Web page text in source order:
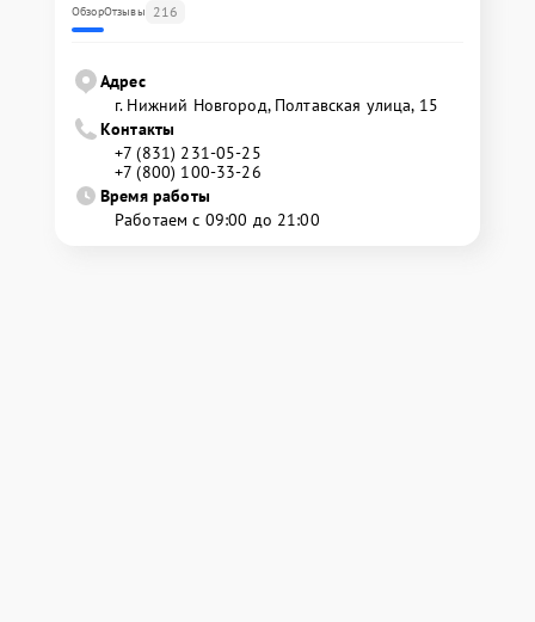
ОбзорОтзывы 216
Адрес
г. Нижний Новгород, Полтавская улица, 15
Контакты
+7 (831) 231-05-25
+7 (800) 100-33-26
Время работы
Работаем с 09:00 до 21:00